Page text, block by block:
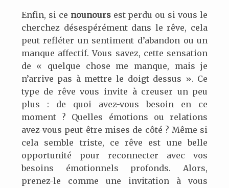
Enfin, si ce nounoursest perdu ou si vous le
cherchez désespérément dans le rêve, cela
peut refléter un sentiment d’abandon ou un
manque affectif. Vous savez, cette sensation
de « quelque chose me manque, mais je
n’arrive pas à mettre le doigt dessus ». Ce
type de rêve vous invite à creuser un peu
plus : de quoi avez-vous besoin en ce
moment ? Quelles émotions ou relations
avez-vous peut-être mises de côté ? Même si
cela semble triste, ce rêve est une belle
opportunité pour reconnecter avec vos
besoins émotionnels profonds. Alors,
prenez-le comme une invitation à vous